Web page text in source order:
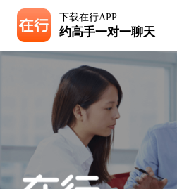
下载在行APP
约高手一对一聊天